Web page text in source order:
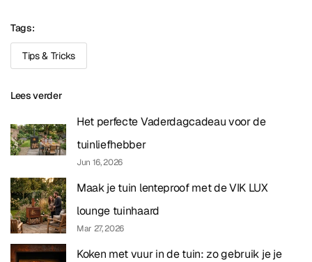
Tags:
Tips & Tricks
Lees verder
Het perfecte Vaderdagcadeau voor de
tuinliefhebber
Jun 16, 2026
Maak je tuin lenteproof met de VIK LUX
lounge tuinhaard
Mar 27, 2026
Koken met vuur in de tuin: zo gebruik je je